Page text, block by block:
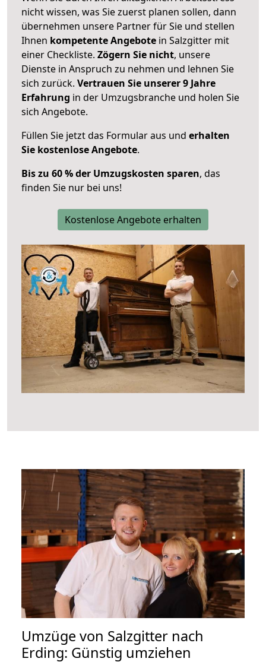
nicht wissen, was Sie zuerst planen sollen, dann
übernehmen unsere Partner für Sie und stellen
Ihnen kompetente Angebote in Salzgitter mit
einer Checkliste. Zögern Sie nicht, unsere
Dienste in Anspruch zu nehmen und lehnen Sie
sich zurück. Vertrauen Sie unserer 9 Jahre
Erfahrung in der Umzugsbranche und holen Sie
sich Angebote.
Füllen Sie jetzt das Formular aus und erhalten
Sie kostenlose Angebote.
Bis zu 60 % der Umzugskosten sparen, das
finden Sie nur bei uns!
Kostenlose Angebote erhalten
Umzüge von Salzgitter nach
Erding: Günstig umziehen